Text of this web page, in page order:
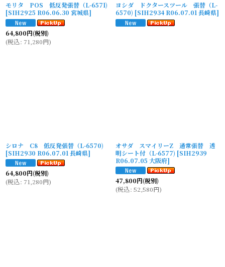
モリタ POS 低反発張替（L-6571)
[SIH2925 R06.06.30 宮城県]
64,800円(税別)
(税込: 71,280円)
ヨシダ ドクタースツール 張替（L-
6570) [SIH2934 R06.07.01 長崎県]
シロナ C8 低反発張替（L-6570)
[SIH2930 R06.07.01 長崎県]
64,800円(税別)
(税込: 71,280円)
オサダ スマイリーZ 通常張替 透
明シート付（L-6577) [SIH2939
R06.07.05 大阪府]
47,800円(税別)
(税込: 52,580円)